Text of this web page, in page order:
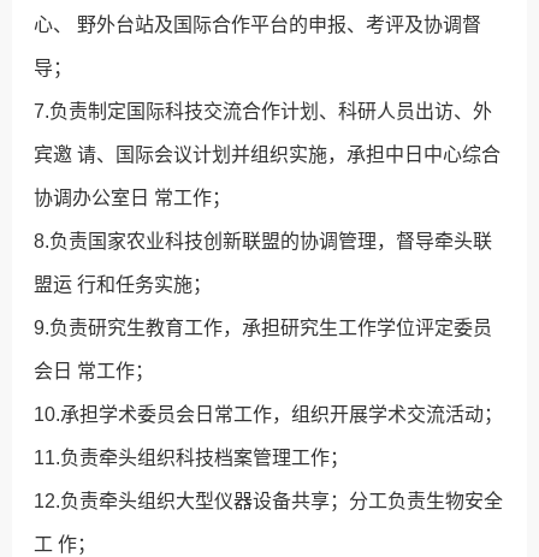
心、 野外台站及国际合作平台的申报、考评及协调督
导；
7.负责制定国际科技交流合作计划、科研人员出访、外
宾邀 请、国际会议计划并组织实施，承担中日中心综合
协调办公室日 常工作；
8.负责国家农业科技创新联盟的协调管理，督导牵头联
盟运 行和任务实施；
9.负责研究生教育工作，承担研究生工作学位评定委员
会日 常工作；
10.承担学术委员会日常工作，组织开展学术交流活动；
11.负责牵头组织科技档案管理工作；
12.负责牵头组织大型仪器设备共享；分工负责生物安全
工 作；